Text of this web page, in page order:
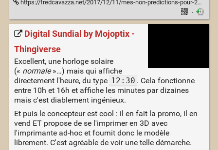
https://fredcavazza.net/2017/12/11/mes-non-predictions-pour-2018/
·
Digital Sundial by Mojoptix -
Thingiverse
Excellent, une horloge solaire
(« normale»…) mais qui affiche
directement l'heure, du type 12:30 . Cela fonctionne
entre 10h et 16h et affiche les minutes par dizaines
mais c'est diablement ingénieux.
Et puis le concepteur est cool : il en fait la promo, il en
vend ET propose de se l'imprimer en 3D avec
l'imprimante ad-hoc et fournit donc le modèle
librement. C'est agréable de voir une telle démarche.